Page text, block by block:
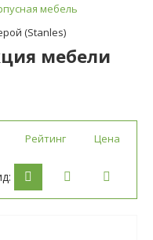
мебель
(Stanles)
мебели
Рейтинг Цена